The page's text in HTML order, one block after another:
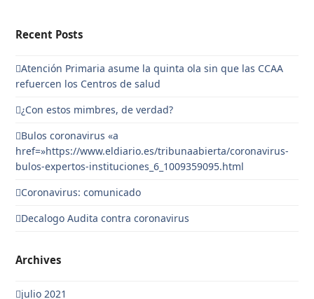
Recent Posts
Atención Primaria asume la quinta ola sin que las CCAA
refuercen los Centros de salud
¿Con estos mimbres, de verdad?
Bulos coronavirus «a
href=»https://www.eldiario.es/tribunaabierta/coronavirus-
bulos-expertos-instituciones_6_1009359095.html
Coronavirus: comunicado
Decalogo Audita contra coronavirus
Archives
julio 2021